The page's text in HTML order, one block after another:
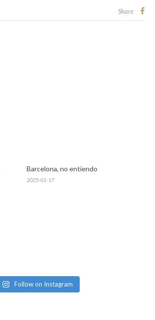
Share
Barcelona, no entiendo
2025-01-17
Follow on Instagram